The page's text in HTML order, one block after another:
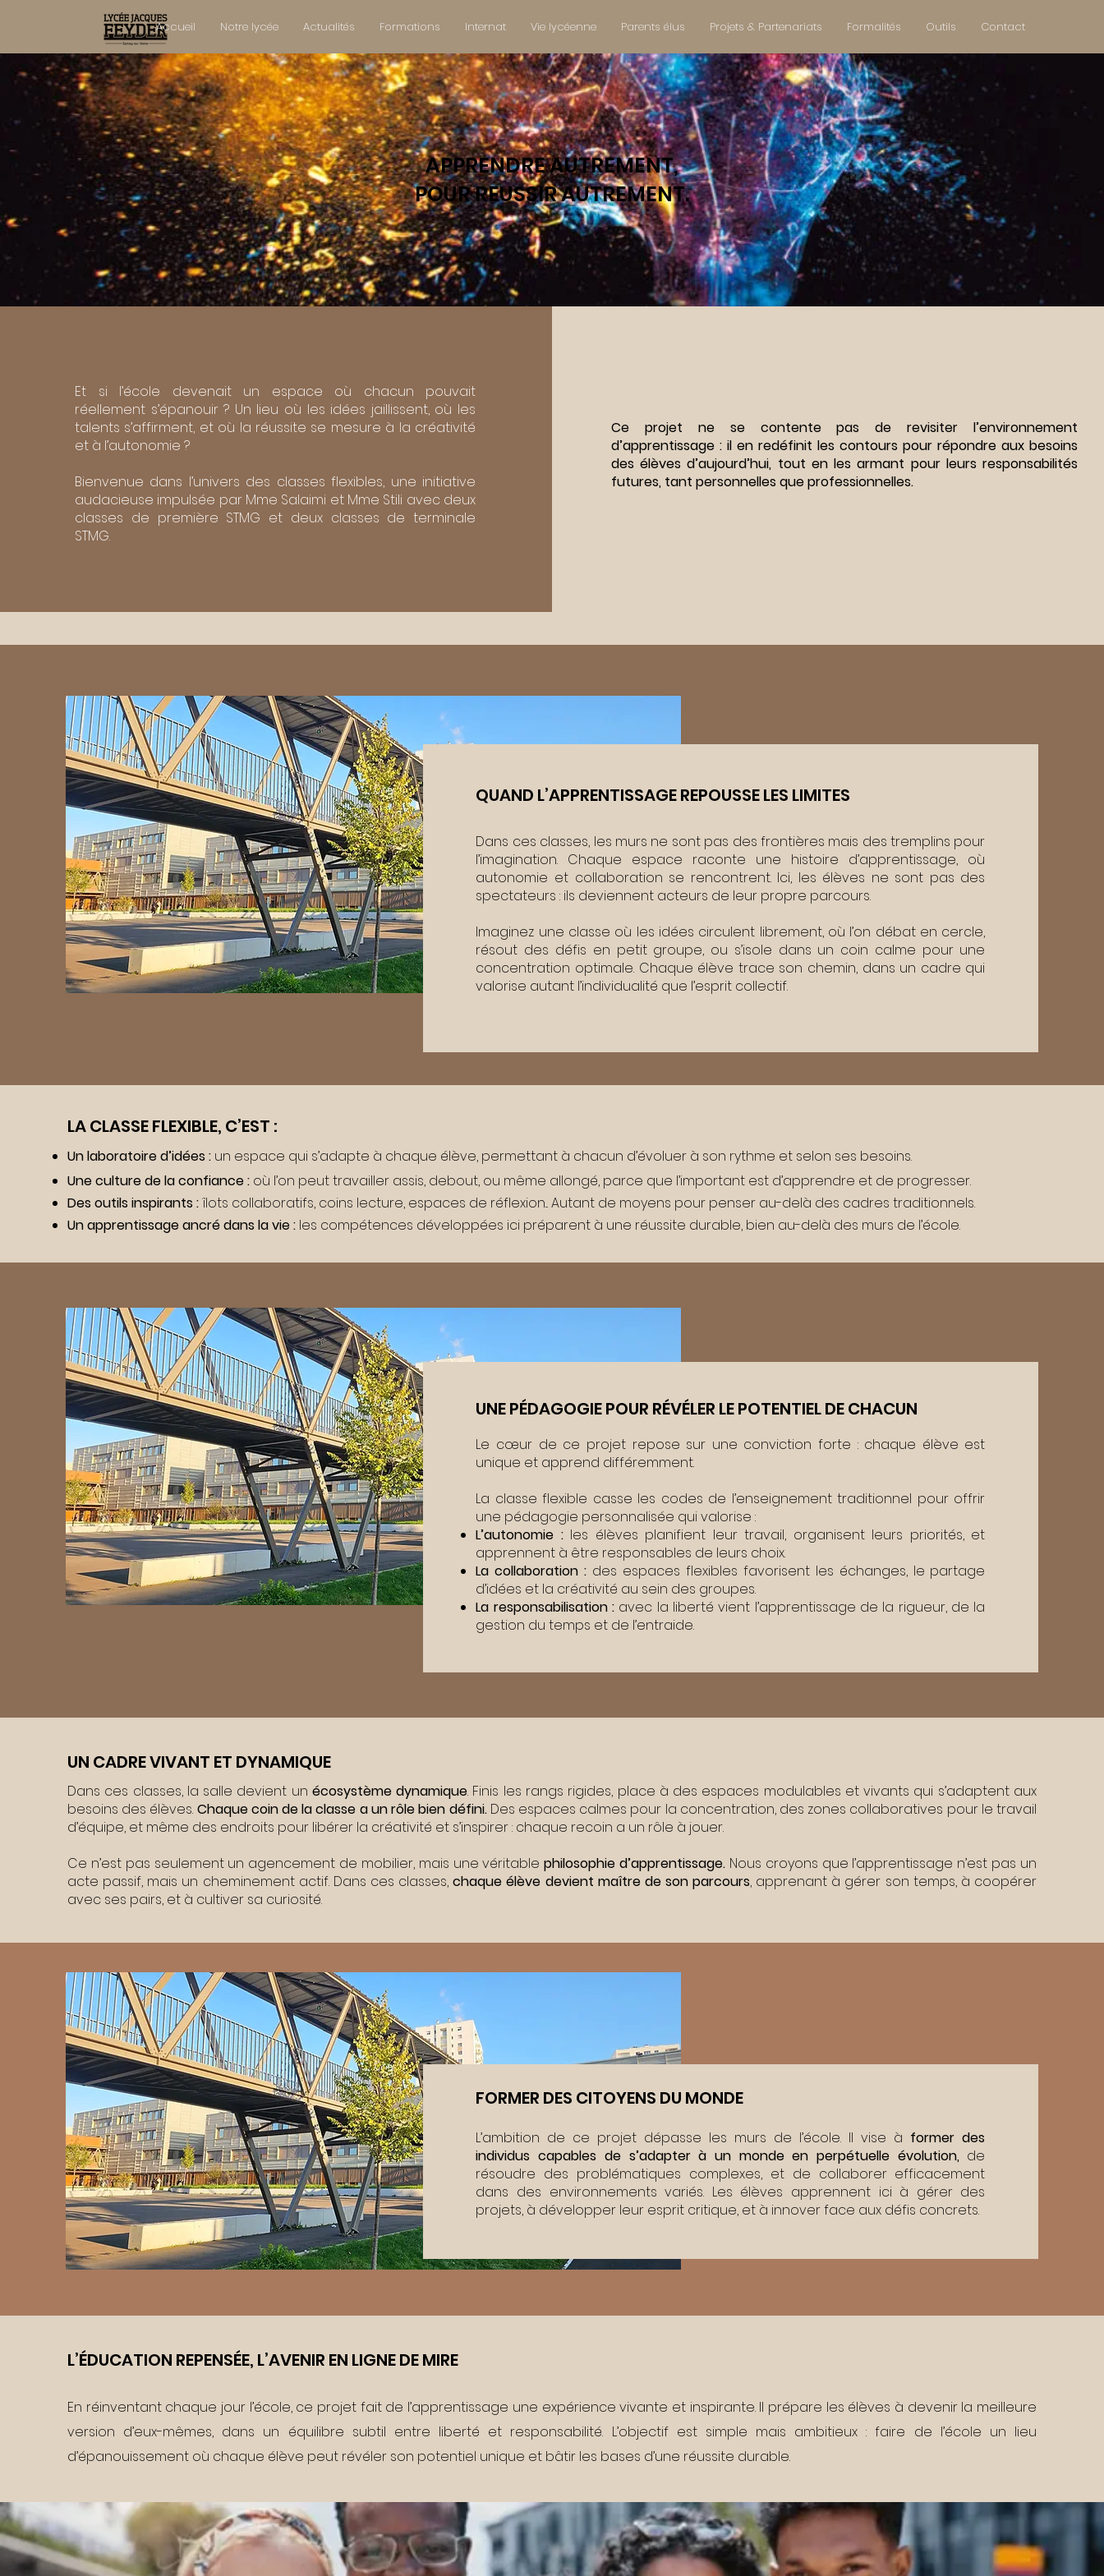
Accueil Notre lycée Actualités Formations Internat Vie lycéenne Parents élus Projets & Partenariats Formalités Outils Contact
APPRENDRE AUTREMENT,
POUR REUSSIR AUTREMENT.
Et si l’école devenait un espace où chacun pouvait
réellement s’épanouir ? Un lieu où les idées jaillissent, où les
talents s’affirment, et où la réussite se mesure à la créativité
et à l’autonomie ?
Bienvenue dans l’univers des classes flexibles, une initiative
audacieuse impulsée par Mme Salaimi et Mme Stili avec deux
classes de première STMG et deux classes de terminale
STMG.
Ce projet ne se contente pas de revisiter l’environnement
d’apprentissage : il en redéfinit les contours pour répondre aux besoins
des élèves d’aujourd’hui, tout en les armant pour leurs responsabilités
futures, tant personnelles que professionnelles.
QUAND L’APPRENTISSAGE REPOUSSE LES LIMITES
Dans ces classes, les murs ne sont pas des frontières mais des tremplins pour
l’imagination. Chaque espace raconte une histoire d’apprentissage, où
autonomie et collaboration se rencontrent. Ici, les élèves ne sont pas des
spectateurs : ils deviennent acteurs de leur propre parcours.
Imaginez une classe où les idées circulent librement, où l’on débat en cercle,
résout des défis en petit groupe, ou s’isole dans un coin calme pour une
concentration optimale. Chaque élève trace son chemin, dans un cadre qui
valorise autant l’individualité que l’esprit collectif.
​LA CLASSE FLEXIBLE, C’EST :
Un laboratoire d’idées : un espace qui s’adapte à chaque élève, permettant à chacun d’évoluer à son rythme et selon ses besoins.
Une culture de la confiance : où l’on peut travailler assis, debout, ou même allongé, parce que l’important est d’apprendre et de progresser.
Des outils inspirants :îlots collaboratifs, coins lecture, espaces de réflexion... Autant de moyens pour penser au-delà des cadres traditionnels.
Un apprentissage ancré dans la vie : les compétences développées ici préparent à une réussite durable, bien au-delà des murs de l’école.
UNE PÉDAGOGIE POUR RÉVÉLER LE POTENTIEL DE CHACUN
Le cœur de ce projet repose sur une conviction forte : chaque élève est
unique et apprend différemment.
La classe flexible casse les codes de l’enseignement traditionnel pour offrir
une pédagogie personnalisée qui valorise :
L’autonomie :les élèves planifient leur travail, organisent leurs priorités, et
apprennent à être responsables de leurs choix.
La collaboration : des espaces flexibles favorisent les échanges, le partage
d’idées et la créativité au sein des groupes.
La responsabilisation : avec la liberté vient l’apprentissage de la rigueur, de la
gestion du temps et de l’entraide.
UN CADRE VIVANT ET DYNAMIQUE​
Dans ces classes, la salle devient un écosystème dynamique. Finis les rangs rigides, place à des espaces modulables et vivants qui s’adaptent aux
besoins des élèves. Chaque coin de la classe a un rôle bien défini. Des espaces calmes pour la concentration, des zones collaboratives pour le travail
d’équipe, et même des endroits pour libérer la créativité et s’inspirer : chaque recoin a un rôle à jouer.
Ce n’est pas seulement un agencement de mobilier, mais une véritablephilosophie d’apprentissage. Nous croyons que l’apprentissage n’est pas un
acte passif, mais un cheminement actif. Dans ces classes,chaque élève devient maître de son parcours, apprenant à gérer son temps, à coopérer
avec ses pairs, et à cultiver sa curiosité.
FORMER DES CITOYENS DU MONDE
L’ambition de ce projet dépasse les murs de l’école. Il vise à former des
individus capables de s’adapter à un monde en perpétuelle évolution, de
résoudre des problématiques complexes, et de collaborer efficacement
dans des environnements variés. Les élèves apprennent ici à gérer des
projets, à développer leur esprit critique, et à innover face aux défis concrets.
L’ÉDUCATION REPENSÉE, L’AVENIR EN LIGNE DE MIRE
En réinventant chaque jour l’école, ce projet fait de l’apprentissage une expérience vivante et inspirante. Il prépare les élèves à devenir la meilleure
version d’eux-mêmes, dans un équilibre subtil entre liberté et responsabilité. L’objectif est simple mais ambitieux : faire de l’école un lieu
d’épanouissement où chaque élève peut révéler son potentiel unique et bâtir les bases d’une réussite durable.